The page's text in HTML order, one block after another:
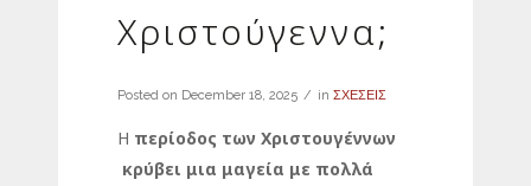
Χριστούγεννα;
Posted on December 18, 2025 in ΣΧΕΣΕΙΣ
Η περίοδος των Χριστουγέννων
κρύβει μια μαγεία με πολλά